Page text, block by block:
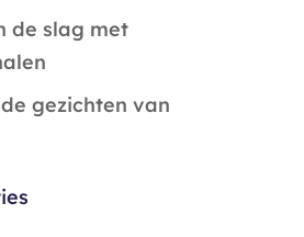
de slag met
gezichten van